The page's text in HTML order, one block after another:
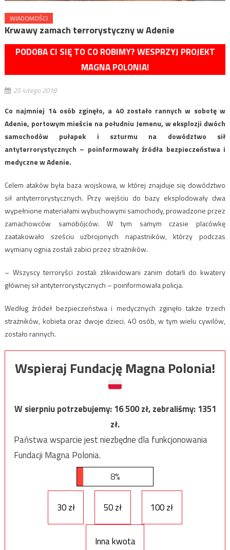
WIADOMOŚCI
Krwawy zamach terrorystyczny w Adenie
PODOBA CI SIĘ TO CO ROBIMY? WESPRZYJ PROJEKT
MAGNA POLONIA!
25 lutego 2018
Co najmniej 14 osób zginęło, a 40 zostało rannych w sobotę w
Adenie, portowym mieście na południu Jemenu, w eksplozji dwóch
samochodów pułapek i szturmu na dowództwo sił
antyterrorystycznych – poinformowały źródła bezpieczeństwa i
medyczne w Adenie.
Celem ataków była baza wojskowa, w której znajduje się dowództwo
sił antyterrorystycznych. Przy wejściu do bazy eksplodowały dwa
wypełnione materiałami wybuchowymi samochody, prowadzone przez
zamachowców samobójców. W tym samym czasie placówkę
zaatakowało sześciu uzbrojonych napastników, którzy podczas
wymiany ognia zostali zabici przez strażników.
– Wszyscy terroryści zostali zlikwidowani zanim dotarli do kwatery
głównej sił antyterrorystycznych – poinformowała policja.
Według źródeł bezpieczeństwa i medycznych zginęło także trzech
strażników, kobieta oraz dwoje dzieci. 40 osób, w tym wielu cywilów,
zostało rannych.
Wspieraj Fundację Magna Polonia!
W sierpniu potrzebujemy:16 500zł, zebraliśmy:1351
zł.
Państwa wsparcie jest niezbędne dla funkcjonowania
Fundacji Magna Polonia.
8%
30 zł 50 zł 100 zł
Inna kwota